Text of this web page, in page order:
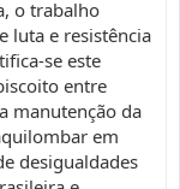
o trabalho
luta e resistência
se este
entre
manutenção da
em
desigualdades